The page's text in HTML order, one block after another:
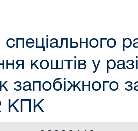
спеціального
коштів у
запобіжного
КПК